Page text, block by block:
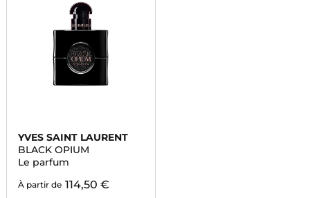
YVES SAINT LAURENT
BLACK OPIUM
Le parfum
À partir de 114,50 €